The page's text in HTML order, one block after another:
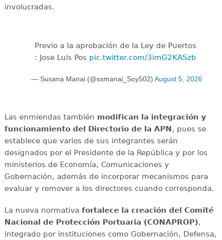
involucradas.
Previo a la aprobación de la Ley de Puertos
: Jose Luis Pos pic.twitter.com/3imG2KASzb
— Susana Manai (@ssmanai_Soy502) August 5, 2026
Las enmiendas también modifican la integración y
funcionamiento del Directorio de la APN, pues se
establece que varios de sus integrantes serán
designados por el Presidente de la República y por los
ministerios de Economía, Comunicaciones y
Gobernación, además de incorporar mecanismos para
evaluar y remover a los directores cuando corresponda.
La nueva normativa fortalece la creación del Comité
Nacional de Protección Portuaria (CONAPROP),
integrado por instituciones como Gobernación, Defensa,